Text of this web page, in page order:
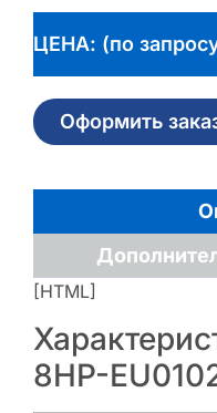
ЦЕНА: (по
Оформить
[HTML]
8HP-